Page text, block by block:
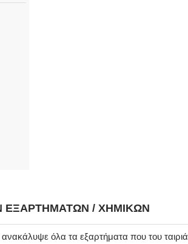
ΕΞΑΡΤΗΜΆΤΩΝ / ΧΗΜΙΚΏΝ
όλα τα εξαρτήματα που του